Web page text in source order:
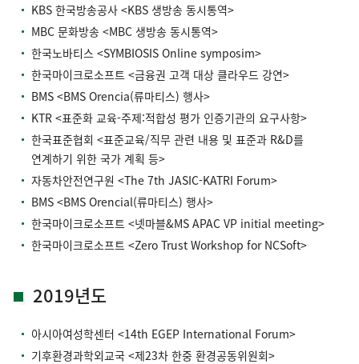
KBS 한국방송공사 <KBS 생방송 동시통역>
MBC 문화방송 <MBC 생방송 동시통역>
한국노바티스 <SYMBIOSIS Online symposim>
한국마이크로소프트 <금융권 고객 대상 클라우드 강연>
BMS <BMS Orencia(류마티스) 행사>
KTR <표준화 교육-주제:적합성 평가 인증기관의 요구사항>
한국표준협회 <표준교육/직무 관련 내용 및 표준과 R&D를
연계하기 위한 국가 계획 등>
자동차안전연구원 <The 7th JASIC-KATRI Forum>
BMS <BMS Orencial(류마티스) 행사>
한국마이크로소프트 <넷마블&MS APAC VP initial meeting>
한국마이크로소프트 <Zero Trust Workshop for NCSoft>
2019년도
아시아여성학센터 <14th EGEP International Forum>
기후환경과학외교국 <제23차 한중 환경공동위원회>